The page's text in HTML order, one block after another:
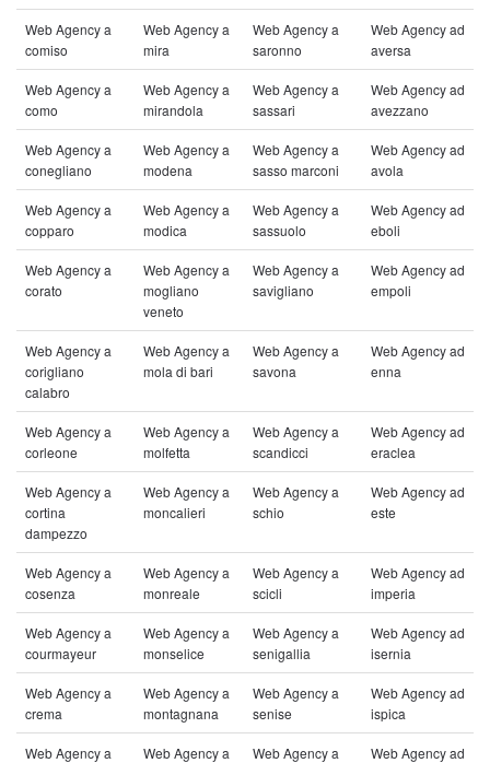
Web Agency a
comiso
Web Agency a
mira
Web Agency a
saronno
Web Agency ad
aversa
Web Agency a
como
Web Agency a
mirandola
Web Agency a
sassari
Web Agency ad
avezzano
Web Agency a
conegliano
Web Agency a
modena
Web Agency a
sasso marconi
Web Agency ad
avola
Web Agency a
copparo
Web Agency a
modica
Web Agency a
sassuolo
Web Agency ad
eboli
Web Agency a
corato
Web Agency a
mogliano
veneto
Web Agency a
savigliano
Web Agency ad
empoli
Web Agency a
corigliano
calabro
Web Agency a
mola di bari
Web Agency a
savona
Web Agency ad
enna
Web Agency a
corleone
Web Agency a
molfetta
Web Agency a
scandicci
Web Agency ad
eraclea
Web Agency a
cortina
dampezzo
Web Agency a
moncalieri
Web Agency a
schio
Web Agency ad
este
Web Agency a
cosenza
Web Agency a
monreale
Web Agency a
scicli
Web Agency ad
imperia
Web Agency a
courmayeur
Web Agency a
monselice
Web Agency a
senigallia
Web Agency ad
isernia
Web Agency a
crema
Web Agency a
montagnana
Web Agency a
senise
Web Agency ad
ispica
Web Agency a
Web Agency a
Web Agency a
Web Agency ad